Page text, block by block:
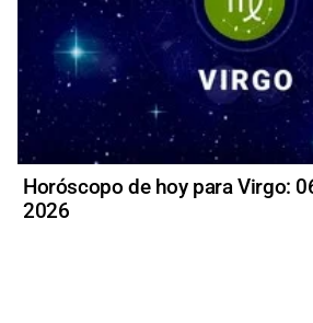
Horóscopo de hoy para Virgo:
2026